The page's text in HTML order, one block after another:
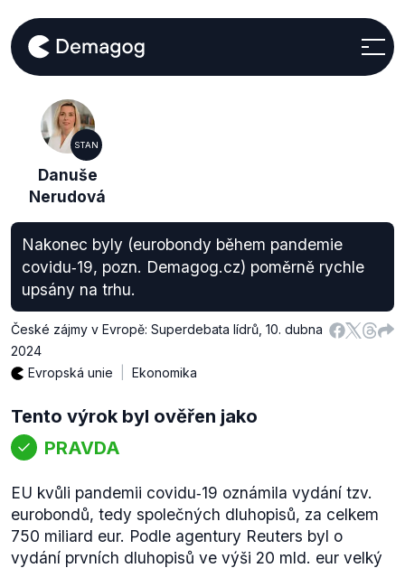
STAN
Danuše
Nerudová
Nakonec byly (eurobondy během pandemie
covidu‑19, pozn. Demagog.cz) poměrně rychle
upsány na trhu.
České zájmy v Evropě: Superdebata lídrů 10. dubna
2024
Evropská unie
Ekonomika
Tento výrok byl ověřen jako
PRAVDA
EU kvůli pandemii covidu‑19 oznámila vydání tzv.
eurobondů, tedy společných dluhopisů, za celkem
750 miliard eur. Podle agentury Reuters byl o
vydání prvních dluhopisů ve výši 20 mld. eur velký